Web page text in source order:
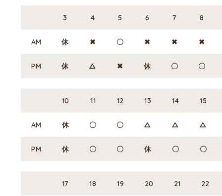
3 4 5 6 7 8
AM 休 ✖ 〇 ✖ ✖ ✖
PM 休 △ ✖ 休 〇 〇
10 11 12 13 14 15
AM 休 〇 〇 △ △ △
PM 休 〇 〇 休 〇 〇
17 18 19 20 21 22